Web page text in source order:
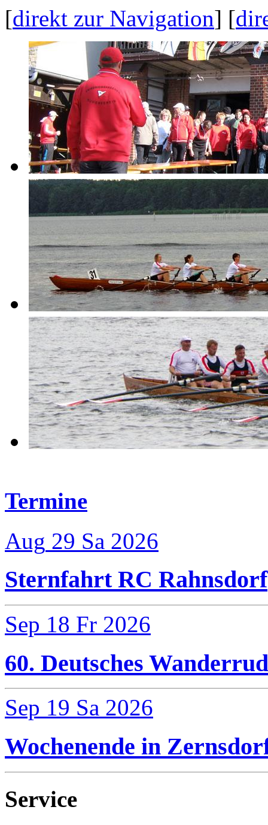
[direkt zur Navigation] [
Termine
Aug 29 Sa 2026
Sternfahrt RC Rahnsdorf
Sep 18 Fr 2026
60. Deutsches
Sep 19 Sa 2026
Wochenende in
Service